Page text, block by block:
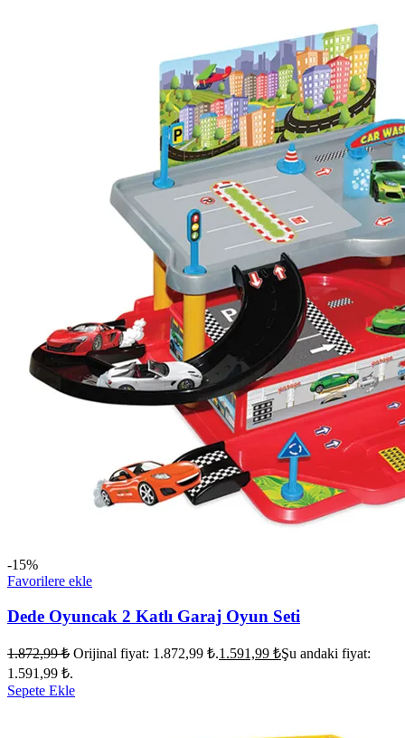
-15%
Favorilere ekle
Dede Oyuncak 2 Katlı Garaj Oyun Seti
1.872,99₺ Orijinal fiyat: 1.872,99 ₺.1.591,99 ₺Şu andaki fiyat:
1.591,99 ₺.
Sepete Ekle